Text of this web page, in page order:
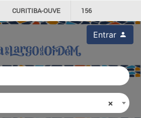
CURITIBA-OUVE 156
SECRETARIAS
Entrar
×